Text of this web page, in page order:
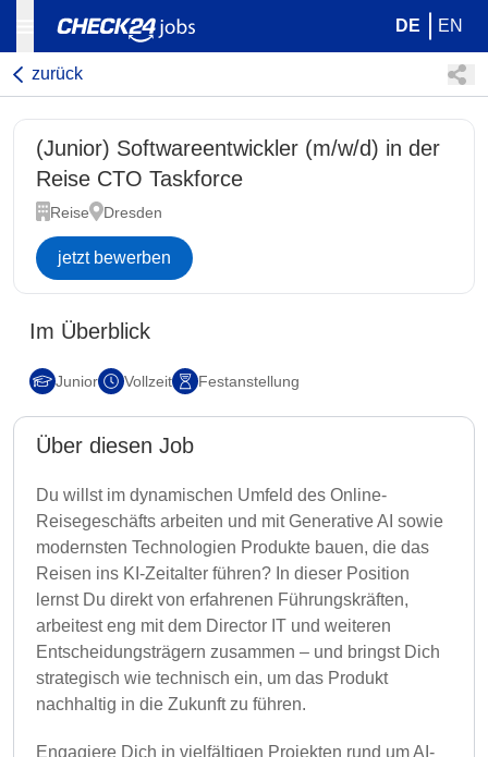
DE EN
zurück
(Junior) Softwareentwickler (m/w/d) in der
Reise CTO Taskforce
Reise Dresden
jetzt bewerben
Im Überblick
Junior Vollzeit Festanstellung
Über diesen Job
Du willst im dynamischen Umfeld des Online-
Reisegeschäfts arbeiten und mit Generative AI sowie
modernsten Technologien Produkte bauen, die das
Reisen ins KI-Zeitalter führen? In dieser Position
lernst Du direkt von erfahrenen Führungskräften,
arbeitest eng mit dem Director IT und weiteren
Entscheidungsträgern zusammen – und bringst Dich
strategisch wie technisch ein, um das Produkt
nachhaltig in die Zukunft zu führen.
Engagiere Dich in vielfältigen Projekten rund um AI-